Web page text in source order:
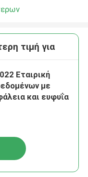
τιμή για
Εταιρική
με
και ευφυΐα